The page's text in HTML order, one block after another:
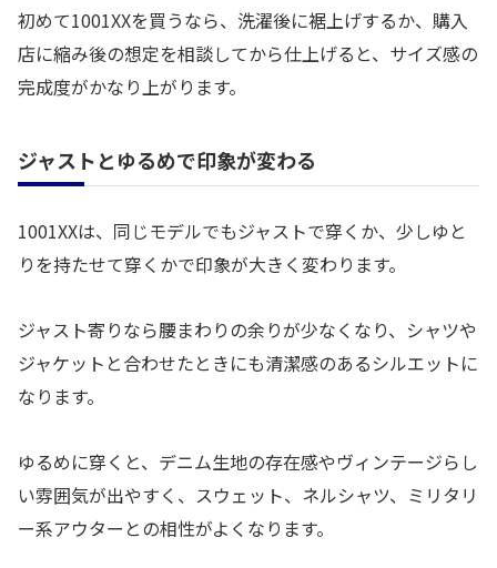
初めて1001XXを買うなら、洗濯後に裾上げするか、購入
店に縮み後の想定を相談してから仕上げると、サイズ感の
完成度がかなり上がります。
ジャストとゆるめで印象が変わる
1001XXは、同じモデルでもジャストで穿くか、少しゆと
りを持たせて穿くかで印象が大きく変わります。
ジャスト寄りなら腰まわりの余りが少なくなり、シャツや
ジャケットと合わせたときにも清潔感のあるシルエットに
なります。
ゆるめに穿くと、デニム生地の存在感やヴィンテージらし
い雰囲気が出やすく、スウェット、ネルシャツ、ミリタリ
ー系アウターとの相性がよくなります。